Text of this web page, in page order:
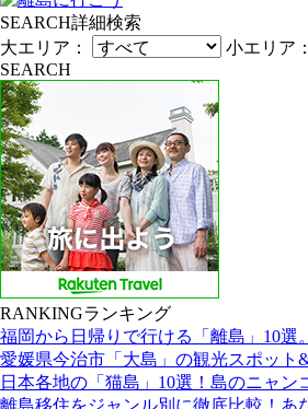
SEARCH詳細検索
大エリア：
小エリア：
SEARCH
RANKINGランキング
福岡から日帰りで行ける「離島」10選
愛媛県今治市「大島」の観光スポット
日本各地の「猫島」10選！島のニャン
離島移住をジャンル別に徹底比較！あ